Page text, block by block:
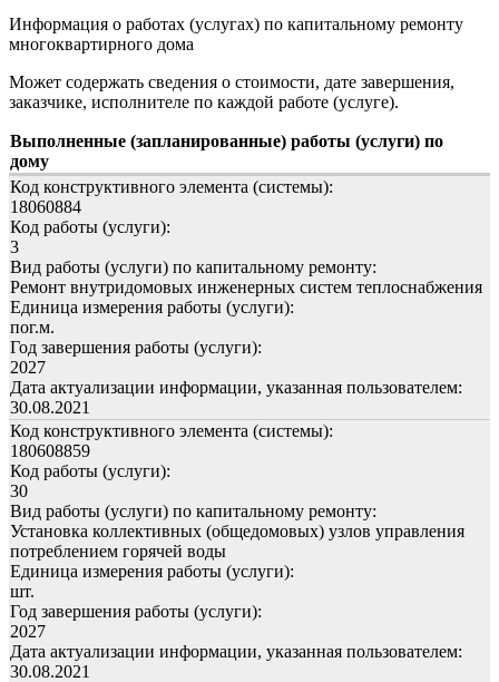
Информация о работах (услугах) по капитальному ремонту
многоквартирного дома
Может содержать сведения о стоимости, дате завершения,
заказчике, исполнителе по каждой работе (услуге).
Выполненные (запланированные) работы (услуги) по
дому
Код конструктивного элемента (системы):
18060884
Код работы (услуги):
3
Вид работы (услуги) по капитальному ремонту:
Ремонт внутридомовых инженерных систем теплоснабжения
Единица измерения работы (услуги):
пог.м.
Год завершения работы (услуги):
2027
Дата актуализации информации, указанная пользователем:
30.08.2021
Код конструктивного элемента (системы):
180608859
Код работы (услуги):
30
Вид работы (услуги) по капитальному ремонту:
Установка коллективных (общедомовых) узлов управления
потреблением горячей воды
Единица измерения работы (услуги):
шт.
Год завершения работы (услуги):
2027
Дата актуализации информации, указанная пользователем:
30.08.2021